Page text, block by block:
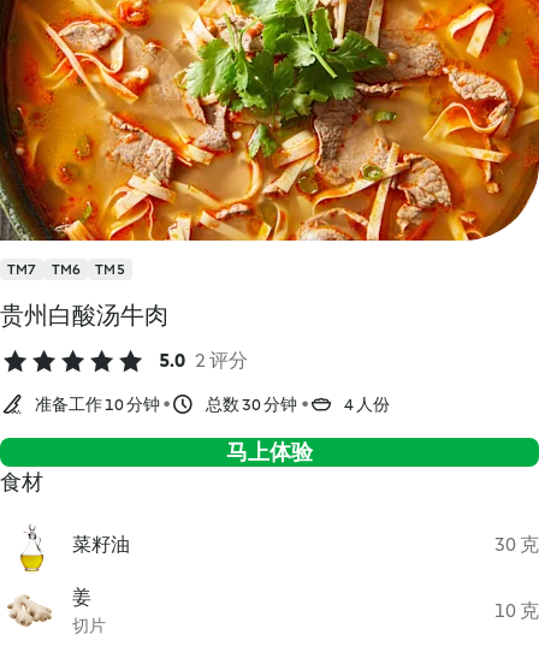
TM7 TM6 TM5
贵州白酸汤牛肉
5.0 2 评分
准备工作 10 分钟 总数 30 分钟 4 人份
马上体验
食材
菜籽油 30 克
姜
切片
10 克